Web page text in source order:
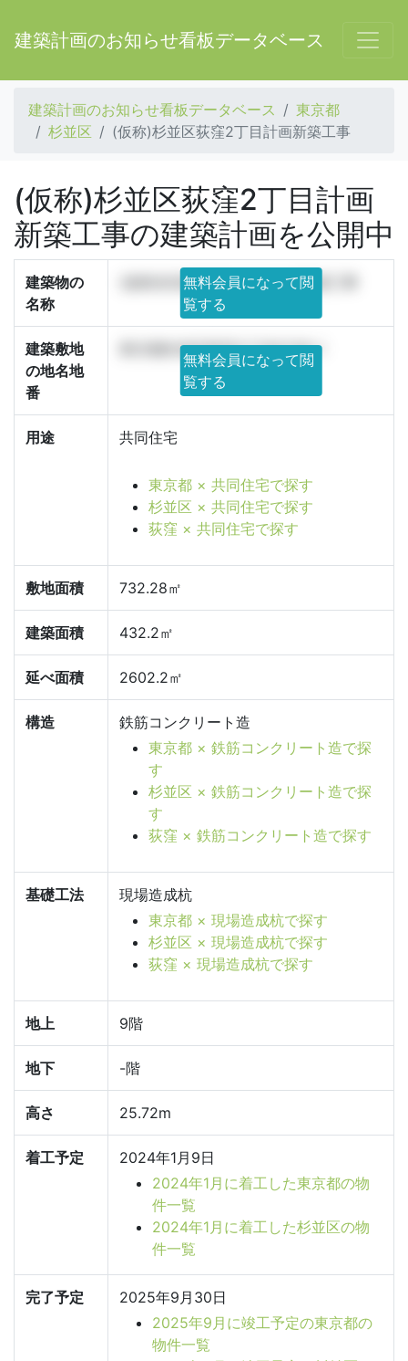
建築計画のお知らせ看板データベース
建築計画のお知らせ看板データベース
東京都
杉並区
(仮称)杉並区荻窪2丁目計画新築工事
(仮称)杉並区荻窪2丁目計画
新築工事の建築計画を公開中
建築物の
名称
(仮称)杉並区荻窪2丁目計画新築工事
無料会員になって閲
覧する
建築敷地
の地名地
番
東京都杉並区荻窪2丁目67.68-1
無料会員になって閲
覧する
用途 共同住宅
東京都 × 共同住宅で探す
杉並区 × 共同住宅で探す
荻窪 × 共同住宅で探す
敷地面積 732.28㎡
建築面積 432.2㎡
延べ面積 2602.2㎡
構造
鉄筋コンクリート造
東京都 × 鉄筋コンクリート造で探
す
杉並区 × 鉄筋コンクリート造で探
す
荻窪 × 鉄筋コンクリート造で探す
基礎工法
現場造成杭
東京都 × 現場造成杭で探す
杉並区 × 現場造成杭で探す
荻窪 × 現場造成杭で探す
地上 9階
地下 -階
高さ 25.72m
着工予定
2024年1月9日
2024年1月に着工した東京都の物
件一覧
2024年1月に着工した杉並区の物
件一覧
完了予定
2025年9月30日
2025年9月に竣工予定の東京都の
物件一覧